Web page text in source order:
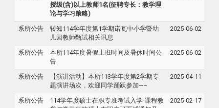
授级(含)以上教师1名(征聘专长：教学理
论与学习策略)
系所公告
转知114学年度第1学期诺瓦中小学暨幼
儿园教师甄试相关讯息
2025-06-02
系所公告
本所114年度暑假上班时间及暑休时间公
告
2025-06-02
系所公告
【演讲活动】本所113学年度第2学期专
题演讲场次，欢迎同学踊跃参加~~
2025-04-11
系所公告
114学年度硕士在职专班考试入学-课程教
2025-02-17